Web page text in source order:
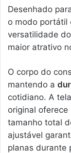
Desenhado
o modo portátil
versatilidade
maior atrativo
O corpo do
mantendo a
cotidiano. A
original
tamanho total
ajustável
planas durante